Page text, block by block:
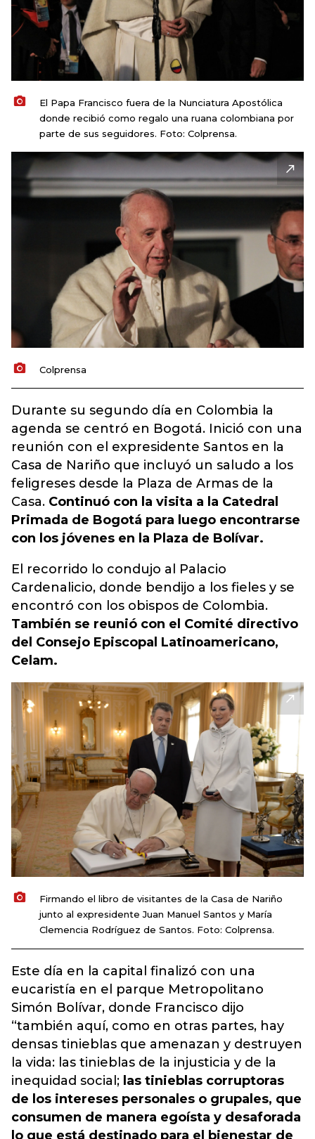
El Papa Francisco fuera de la Nunciatura Apostólica
donde recibió como regalo una ruana colombiana por
parte de sus seguidores. Foto: Colprensa.
Colprensa
Durante su segundo día en Colombia la
agenda se centró en Bogotá. Inició con una
reunión con el expresidente Santos en la
Casa de Nariño que incluyó un saludo a los
feligreses desde la Plaza de Armas de la
Casa. Continuó con la visita a la Catedral
Primada de Bogotá para luego encontrarse
con los jóvenes en la Plaza de Bolívar.
El recorrido lo condujo al Palacio
Cardenalicio, donde bendijo a los fieles y se
encontró con los obispos de Colombia.
También se reunió con el Comité directivo
del Consejo Episcopal Latinoamericano,
Celam.
Firmando el libro de visitantes de la Casa de Nariño
junto al expresidente Juan Manuel Santos y María
Clemencia Rodríguez de Santos. Foto: Colprensa.
Este día en la capital finalizó con una
eucaristía en el parque Metropolitano
Simón Bolívar, donde Francisco dijo
“también aquí, como en otras partes, hay
densas tinieblas que amenazan y destruyen
la vida: las tinieblas de la injusticia y de la
inequidad social; las tinieblas corruptoras
de los intereses personales o grupales, que
consumen de manera egoísta y desaforada
lo que está destinado para el bienestar de